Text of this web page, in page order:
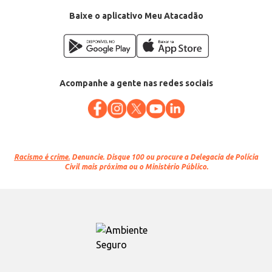
Baixe o aplicativo Meu Atacadão
Acompanhe a gente nas redes sociais
Racismo é crime. Denuncie. Disque 100 ou procure a Delegacia de Polícia
Civil mais próxima ou o Ministério Público.